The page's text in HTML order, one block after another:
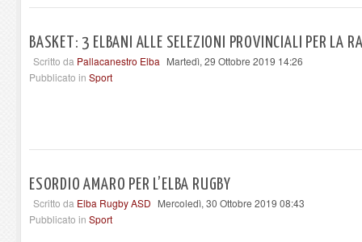
BASKET: 3 ELBANI ALLE SELEZIONI PROVINCIALI PER LA
Scritto da Pallacanestro Elba Martedì, 29 Ottobre 2019 14:26
Pubblicato in Sport
ESORDIO AMARO PER L’ELBA RUGBY
Scritto da Elba Rugby ASD Mercoledì, 30 Ottobre 2019 08:43
Pubblicato in Sport